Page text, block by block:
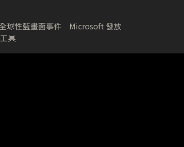
球性藍畫面事件 Microsoft 發放
具